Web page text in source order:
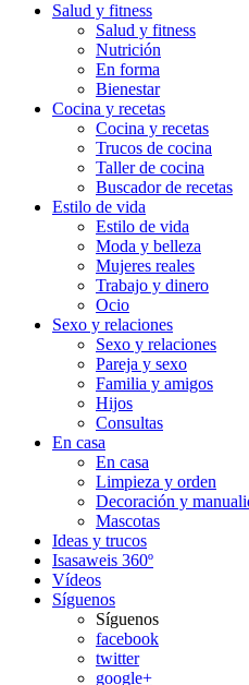
Salud y fitness
Salud y fitness
Nutrición
En forma
Bienestar
Cocina y recetas
Cocina y recetas
Trucos de cocina
Taller de cocina
Buscador de recetas
Estilo de vida
Estilo de vida
Moda y belleza
Mujeres reales
Trabajo y dinero
Ocio
Sexo y relaciones
Sexo y relaciones
Pareja y sexo
Familia y amigos
Hijos
Consultas
En casa
En casa
Limpieza y orden
Decoración y
Mascotas
Ideas y trucos
Isasaweis 360º
Vídeos
Síguenos
Síguenos
facebook
twitter
google+